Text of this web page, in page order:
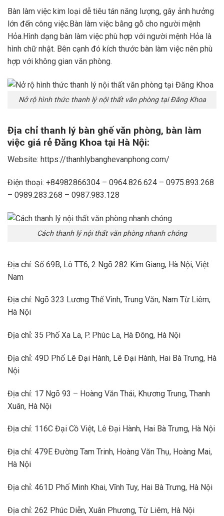
Bàn làm việc kim loại dễ tiêu tán năng lượng, gây ảnh hưởng
lớn đến công việc.Bàn làm việc bằng gỗ cho người mệnh
Hỏa.Hình dạng bàn làm việc phù hợp với người mệnh Hỏa là
hình chữ nhật. Bên cạnh đó kích thước bàn làm việc nên phù
hợp với không gian văn phòng.
Nở rộ hình thức thanh lý nội thất văn phòng tại Đăng Khoa
Địa chỉ thanh lý bàn ghế văn phòng, bàn làm
việc giá rẻ Đăng Khoa tại Hà Nội:
Website: https://thanhlybanghevanphong.com/
Điện thoại: +84982866304 – 0964.826.624 – 0975.893.268
– 0989.283.268 – 0987.983.128
Cách thanh lý nội thất văn phòng nhanh chóng
Địa chỉ: Số 69B, Lô TT6, 2 Ngõ 282 Kim Giang, Hà Nội, Việt
Nam
Địa chỉ: Ngõ 323 Lương Thế Vinh, Trung Văn, Nam Từ Liêm,
Hà Nội
Địa chỉ: 35 Phố Xa La, P. Phúc La, Hà Đông, Hà Nội
Địa chỉ: 49D Phố Lê Đại Hành, Lê Đại Hành, Hai Bà Trưng, Hà
Nội
Địa chỉ: 17 Ngõ 93 – Hoàng Văn Thái, Khương Trung, Thanh
Xuân, Hà Nội
Địa chỉ: 116C Đại Cồ Việt, Lê Đại Hành, Hai Bà Trưng, Hà Nội
Địa chỉ: 479E Đường Tam Trinh, Hoàng Văn Thụ, Hoàng Mai,
Hà Nội
Địa chỉ: 461D Phố Minh Khai, Vĩnh Tuy, Hai Bà Trưng, Hà Nội
Địa chỉ: 262 Phúc Diễn, Xuân Phương, Từ Liêm, Hà Nội